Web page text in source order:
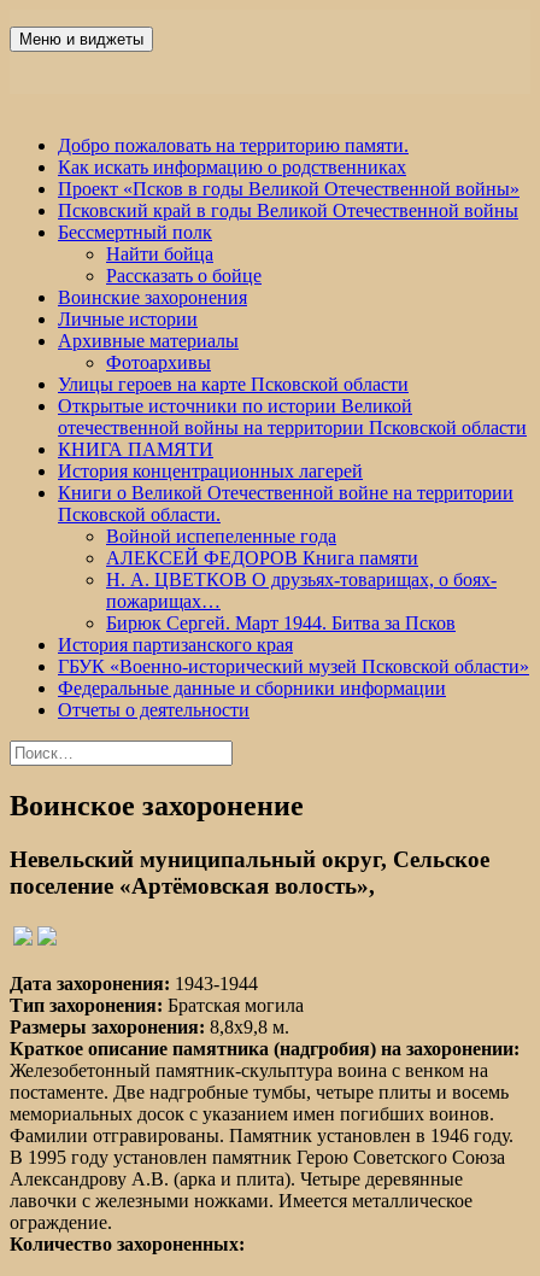
Победа 60
Меню и виджеты
Добро пожаловать на территорию памяти.
Как искать информацию о родственниках
Проект «Псков в годы Великой Отечественной войны»
Псковский край в годы Великой Отечественной войны
Бессмертный полк
Найти бойца
Рассказать о бойце
Воинские захоронения
Личные истории
Архивные материалы
Фотоархивы
Улицы героев на карте Псковской области
Открытые источники по истории Великой
отечественной войны на территории Псковской области
КНИГА ПАМЯТИ
История концентрационных лагерей
Книги о Великой Отечественной войне на территории
Псковской области.
Войной испепеленные года
АЛЕКСЕЙ ФЕДОРОВ Книга памяти
Н. А. ЦВЕТКОВ О друзьях-товарищах, о боях-
пожарищах…
Бирюк Сергей. Март 1944. Битва за Псков
История партизанского края
ГБУК «Военно-исторический музей Псковской области»
Федеральные данные и сборники информации
Отчеты о деятельности
Найти:
Воинское захоронение
Невельский муниципальный округ, Сельское
поселение «Артёмовская волость»,
Дата захоронения: 1943-1944
Тип захоронения: Братская могила
Размеры захоронения: 8,8х9,8 м.
Краткое описание памятника (надгробия) на захоронении:
Железобетонный памятник-скульптура воина с венком на
постаменте. Две надгробные тумбы, четыре плиты и восемь
мемориальных досок с указанием имен погибших воинов.
Фамилии отгравированы. Памятник установлен в 1946 году.
В 1995 году установлен памятник Герою Советского Союза
Александрову А.В. (арка и плита). Четыре деревянные
лавочки с железными ножками. Имеется металлическое
ограждение.
Количество захороненных: